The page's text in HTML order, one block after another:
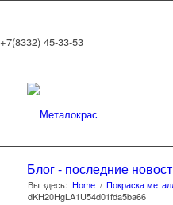
+7(8332) 45-33-53
Блог - последние
Вы здесь: Home / Покраска
dKH20HgLA1U54d01fda5ba66